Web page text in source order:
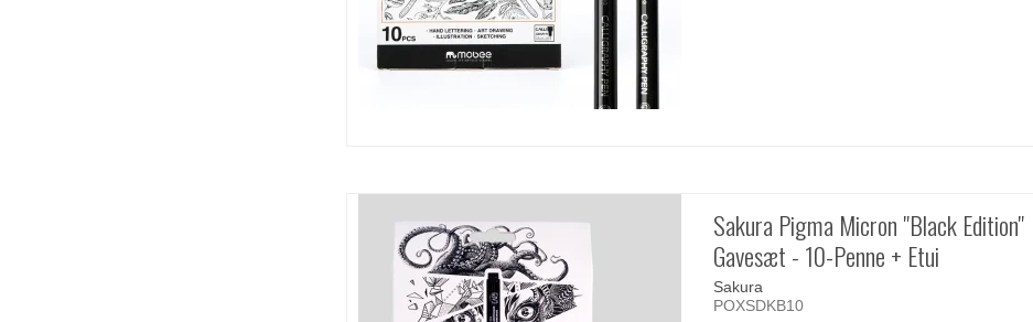
Sakura Pigma Micron "Black Edition"
Gavesæt - 10-Penne + Etui
Sakura
POXSDKB10